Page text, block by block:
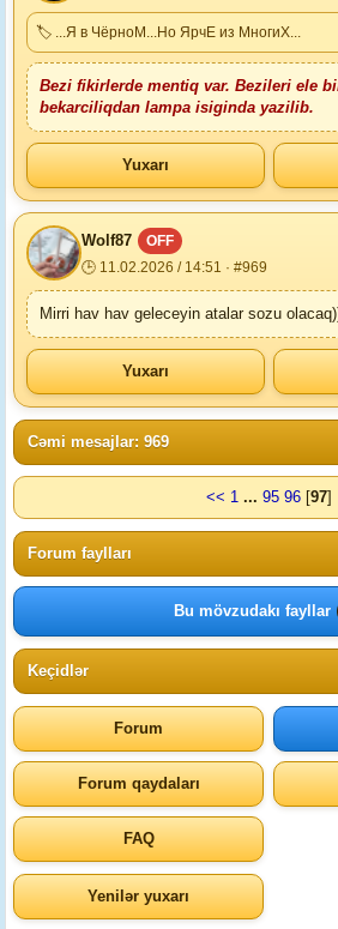
🏷 ...Я в ЧёрноМ...Но ЯрчЕ из МногиХ...
Bezi fikirlerde mentiq var. Bezileri ele
bekarciliqdan lampa isiginda yazilib.
Yuxarı
Wolf87
OFF
🕒 11.02.2026 / 14:51 · #969
Mirri hav hav geleceyin atalar sozu
Yuxarı
Cəmi mesajlar: 969
<< 1 ... 95 96[97]
Forum faylları
Bu mövzudakı fayllar
Keçidlər
Forum
Forum qaydaları
FAQ
Yenilər yuxarı